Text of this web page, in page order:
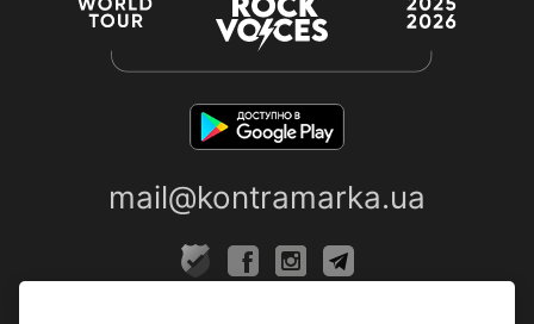
mail@kontramarka.ua